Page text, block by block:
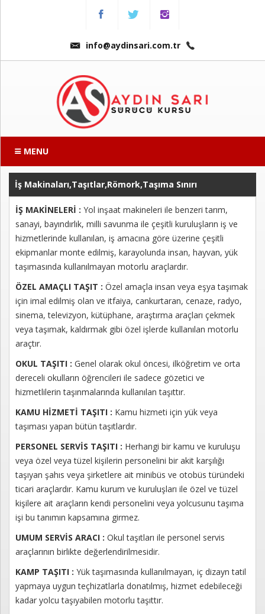
info@aydinsari.com.tr
MENU
İş Makinaları,Taşıtlar,Römork,Taşıma Sınırı
İŞ MAKİNELERİ : Yol inşaat makineleri ile benzeri tarım,
sanayi, bayındırlık, milli savunma ile çeşitli kuruluşların iş ve
hizmetlerinde kullanılan, iş amacına göre üzerine çeşitli
ekipmanlar monte edilmiş, karayolunda insan, hayvan, yük
taşımasında kullanılmayan motorlu araçlardır.
ÖZEL AMAÇLI TAŞIT : Özel amaçla insan veya eşya taşımak
için imal edilmiş olan ve itfaiya, cankurtaran, cenaze, radyo,
sinema, televizyon, kütüphane, araştırma araçları çekmek
veya taşımak, kaldırmak gibi özel işlerde kullanılan motorlu
araçtır.
OKUL TAŞITI : Genel olarak okul öncesi, ilköğretim ve orta
dereceli okulların öğrencileri ile sadece gözetici ve
hizmetlilerin taşınmalarında kullanılan taşıttır.
KAMU HİZMETİ TAŞITI : Kamu hizmeti için yük veya
taşıması yapan bütün taşıtlardır.
PERSONEL SERVİS TAŞITI : Herhangi bir kamu ve kuruluşu
veya özel veya tüzel kişilerin personelini bir akit karşılığı
taşıyan şahıs veya şirketlere ait minibüs ve otobüs türündeki
ticari araçlardır. Kamu kurum ve kuruluşları ile özel ve tüzel
kişilere ait araçların kendi personelini veya yolcusunu taşıma
işi bu tanımın kapsamına girmez.
UMUM SERVİS ARACI : Okul taşıtları ile personel servis
araçlarının birlikte değerlendirilmesidir.
KAMP TAŞITI : Yük taşımasında kullanılmayan, iç dizayn tatil
yapmaya uygun teçhizatlarla donatılmış, hizmet edebileceği
kadar yolcu taşıyabilen motorlu taşıttır.
Fiyatlarımız
Kursumuzdan
Ders
Videoları
Sınav
Soruları
Online
Kayıt
İletişim